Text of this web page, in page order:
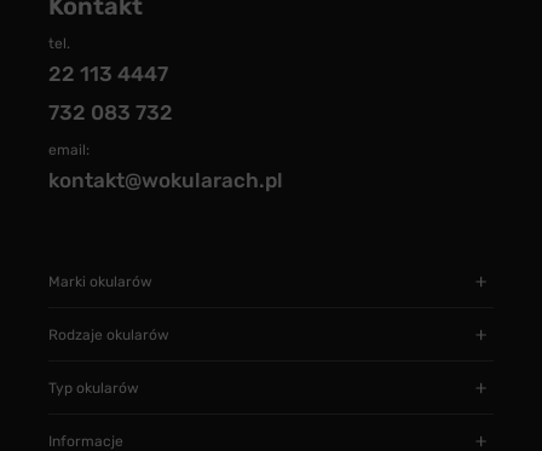
Kontakt
tel.
22 113 4447
732 083 732
email:
kontakt@wokularach.pl
Marki okularów
Rodzaje okularów
Typ okularów
Informacje